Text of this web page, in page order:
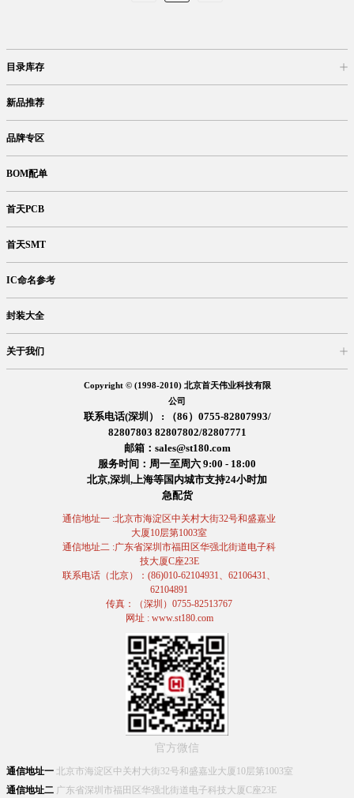
目录库存
新品推荐
品牌专区
BOM配单
首天PCB
首天SMT
IC命名参考
封装大全
关于我们
Copyright © (1998-2010) 北京首天伟业科技有限
公司
联系电话(深圳） : （86）0755-82807993/
82807803 82807802/82807771
邮箱：sales@st180.com
服务时间：周一至周六 9:00 - 18:00
北京,深圳,上海等国内城市支持24小时加
急配货
通信地址一 :北京市海淀区中关村大街32号和盛嘉业
大厦10层第1003室
通信地址二 :广东省深圳市福田区华强北街道电子科
技大厦C座23E
联系电话（北京）：(86)010-62104931、62106431、
62104891
传真：（深圳）0755-82513767
网址 : www.st180.com
官方微信
通信地址一 北京市海淀区中关村大街32号和盛嘉业大厦10层第1003室
通信地址二 广东省深圳市福田区华强北街道电子科技大厦C座23E